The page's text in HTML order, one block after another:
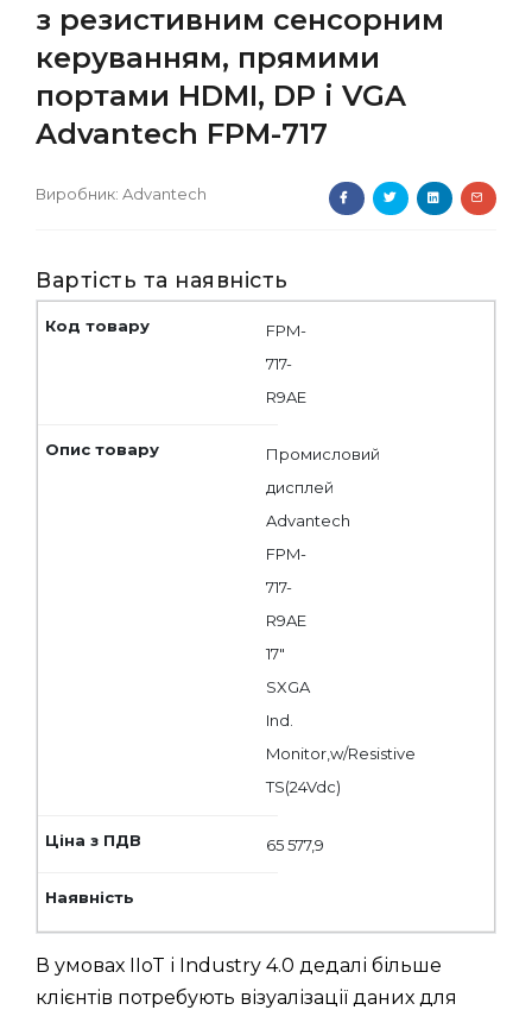
з резистивним сенсорним
керуванням, прямими
портами HDMI, DP і VGA
Advantech FPM-717
Виробник: Advantech
Вартість та наявність
FPM-
717-
R9AE
Промисловий
дисплей
Advantech
FPM-
717-
R9AE
17"
SXGA
Ind.
Monitor,w/Resistive
TS(24Vdc)
65 577,9
В умовах IIoT і Industry 4.0 дедалі більше
клієнтів потребують візуалізації даних для